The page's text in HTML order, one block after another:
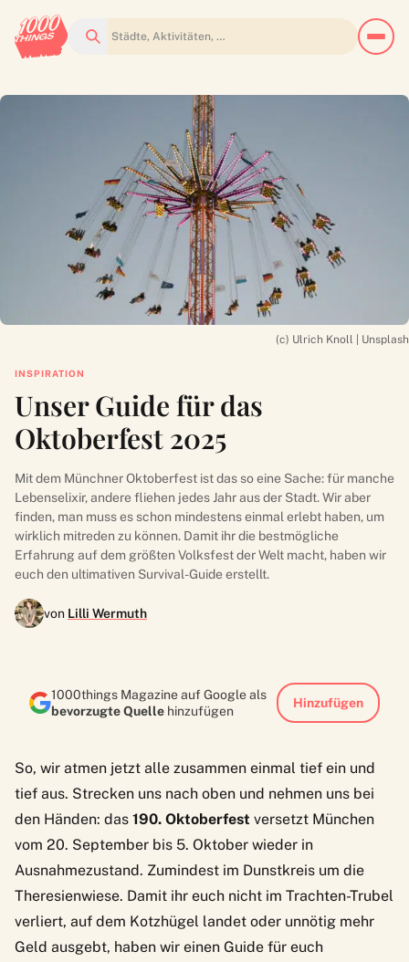
Suchen
(c) Ulrich Knoll | Unsplash
INSPIRATION
Unser Guide für das
Oktoberfest 2025
Mit dem Münchner Oktoberfest ist das so eine Sache: für manche
Lebenselixir, andere fliehen jedes Jahr aus der Stadt. Wir aber
finden, man muss es schon mindestens einmal erlebt haben, um
wirklich mitreden zu können. Damit ihr die bestmögliche
Erfahrung auf dem größten Volksfest der Welt macht, haben wir
euch den ultimativen Survival-Guide erstellt.
von Lilli Wermuth
1000things Magazine auf Google als
bevorzugte Quelle hinzufügen
Hinzufügen
So, wir atmen jetzt alle zusammen einmal tief ein und
tief aus. Strecken uns nach oben und nehmen uns bei
den Händen: das 190. Oktoberfest versetzt München
vom 20. September bis 5. Oktober wieder in
Ausnahmezustand. Zumindest im Dunstkreis um die
Theresienwiese. Damit ihr euch nicht im Trachten-Trubel
verliert, auf dem Kotzhügel landet oder unnötig mehr
Geld ausgebt, haben wir einen Guide für euch